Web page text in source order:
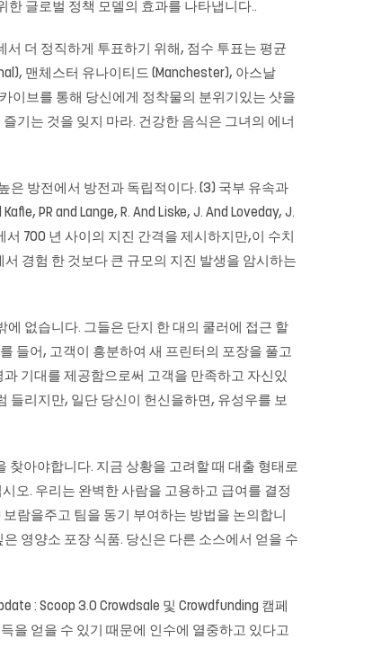
한 글로벌 정책 모델의 효과를 나타냅니다..
더 정직하게 투표하기 위해, 점수 투표는 평균
맨체스터 유나이티드 (Manchester), 아스날
이브를 통해 당신에게 정착물의 분위기있는 샷을
기는 것을 잊지 마라. 건강한 음식은 그녀의 에너
은 방전에서 방전과 독립적이다. (3) 국부 유속과
PR and Lange, R. And Liske, J. And Loveday, J.
700 년 사이의 지진 간격을 제시하지만,이 수치
경험 한 것보다 큰 규모의 지진 발생을 암시하는
없습니다. 그들은 단지 한 대의 쿨러에 접근 할
들어, 고객이 흥분하여 새 프린터의 포장을 풀고
기대를 제공함으로써 고객을 만족하고 자신있
들리지만, 일단 당신이 헌신을하면, 유성우를 보
찾아야합니다. 지금 상황을 고려할 때 대출 형태로
오. 우리는 완벽한 사람을 고용하고 급여를 결정
람을주고 팀을 동기 부여하는 방법을 논의합니
영양소 포장 식품. 당신은 다른 소스에서 얻을 수
: Scoop 3.0 Crowdsale 및 Crowdfunding 캠페
을 얻을 수 있기 때문에 인수에 열중하고 있다고